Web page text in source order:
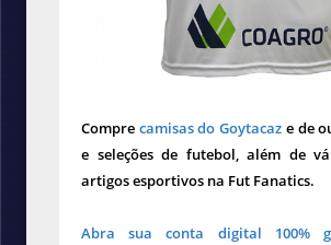
Compre camisas do Goytacaz e de
e seleções de futebol, além de
artigos esportivos na Fut Fanatics.
Abra sua conta digital 100%